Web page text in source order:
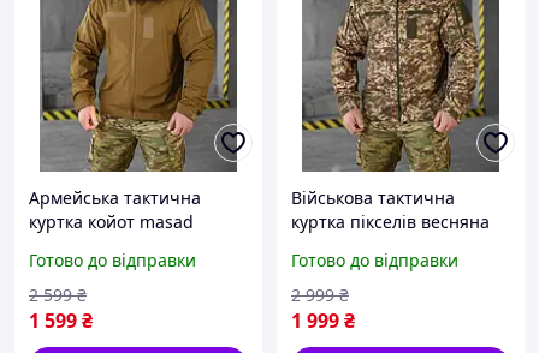
Армейська тактична
куртка койот masad
Військова непромокальна
куртка кольору койот
осінка
Готово до відправки
1 599₴
2 599 ₴
Військова тактична
куртка пікселів весняна
непромокальна куртка
піксель осіння
Готово до відправки
1 999₴
2 999 ₴